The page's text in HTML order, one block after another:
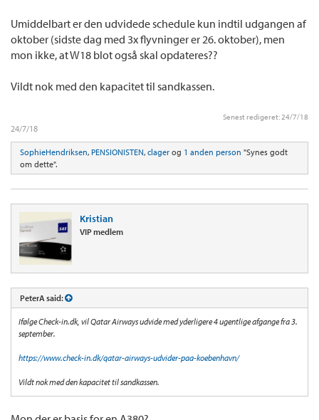
Umiddelbart er den udvidede schedule kun indtil udgangen af
oktober (sidste dag med 3x flyvninger er 26. oktober), men
mon ikke, at W18 blot også skal opdateres??
Vildt nok med den kapacitet til sandkassen.
Senest redigeret: 24/7/18
24/7/18
SophieHendriksen, PENSIONISTEN, clager og 1 anden person "Synes godt
om dette".
Kristian
VIP medlem
PeterA said:
Ifølge Check-in.dk, vil Qatar Airways udvide med yderligere 4 ugentlige afgange fra 3.
september.
https://www.check-in.dk/qatar-airways-udvider-paa-koebenhavn/
Vildt nok med den kapacitet til sandkassen.